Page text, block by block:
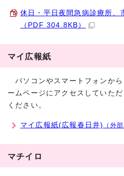
休日・平日夜間急病診療所、
（PDF 304.8KB）
マイ広報紙
パソコンやスマートフォンから
ームページにアクセスしていた
ください。
マイ広報紙(広報春日井) （外
マチイロ